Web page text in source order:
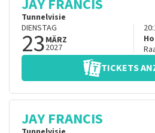
JAY FRANCIS
Tunnelvisie
DIENSTAG
23MÄRZ
2027
TICKETS
JAY FRANCIS